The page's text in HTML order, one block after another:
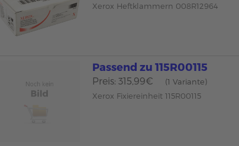
Xerox Heftklammern 008R12964
Passend zu 115R00115
Preis: 315,99€
(1 Variante)
Xerox Fixiereinheit 115R00115